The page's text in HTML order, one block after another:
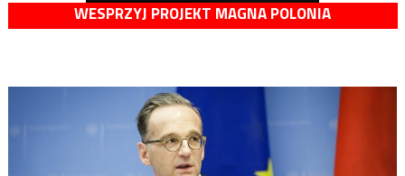
WESPRZYJ PROJEKT MAGNA POLONIA